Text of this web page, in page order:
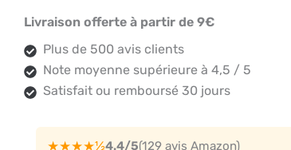
Livraison offerte à partir de 9€
Plus de 500 avis clients
Note moyenne supérieure à 4,5 / 5
Satisfait ou remboursé 30 jours
★★★★½4.4/5(129 avis Amazon)